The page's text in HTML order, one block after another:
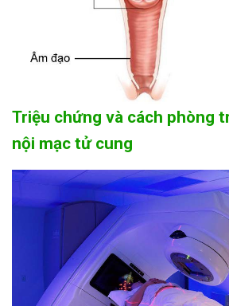
Triệu chứng và cách phòng
nội mạc tử cung